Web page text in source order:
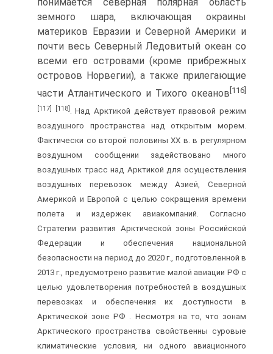
земного шара, включающая окраины
материков Евразии и Северной Америки и
почти весь Северный Ледовитый океан со
всеми его островами (кроме прибрежных
островов Норвегии), а также прилегающие
части Атлантического и Тихого океанов [116]
[117] [118]
. Над Арктикой действует правовой режим
воздушного пространства над открытым морем.
Фактически со второй половины ХХ в. в регулярном
воздушном сообщении задействовано много
воздушных трасс над Арктикой для осуществления
воздушных перевозок между Азией, Северной
Америкой и Европой с целью сокращения времени
полета и издержек авиакомпаний. Согласно
Стратегии развития Арктической зоны Российской
Федерации и обеспечения национальной
безопасности на период до 2020 г., подготовленной в
2013 г., предусмотрено развитие малой авиации РФ с
целью удовлетворения потребностей в воздушных
перевозках и обеспечения их доступности в
Арктической зоне РФ . Несмотря на то, что зонам
Арктического пространства свойственны суровые
климатические условия, ни одного авиационного